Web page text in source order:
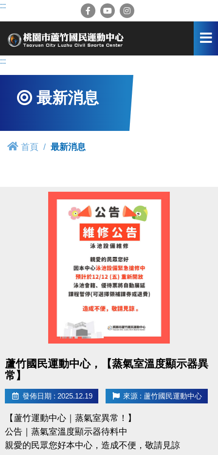
跳
容
:::
:::
最新消息
首頁 最新消息
蘆竹國民運動中心，【蒸氣室溫度顯示器異
常】
發佈日期 : 2025.12.19 來源 : 蘆竹國民運動中心
【蘆竹運動中心｜蒸氣室異常！】
公告｜蒸氣室溫度顯示器待料中
親愛的民眾您好本中心，造成不便，敬請見諒